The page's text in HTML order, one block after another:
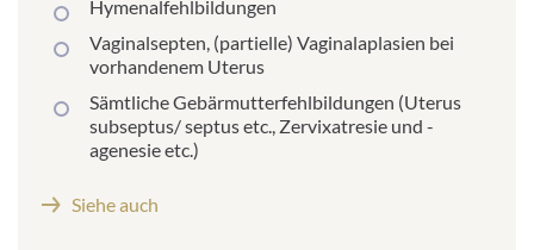
Hymenalfehlbildungen
Vaginalsepten, (partielle) Vaginalaplasien bei
vorhandenem Uterus
Sämtliche Gebärmutterfehlbildungen (Uterus
subseptus/ septus etc., Zervixatresie und -
agenesie etc.)
Siehe auch